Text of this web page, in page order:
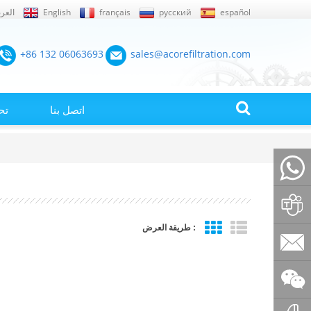
English français русский español
+86 132 06063693 sales@acorefiltration.com
اتصل بنا
طريقة العرض :
Rufus
Huang